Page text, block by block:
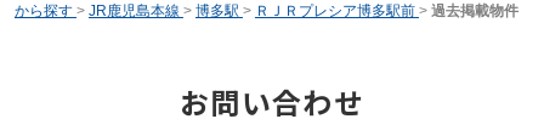
から探す > JR鹿児島本線 > 博多駅 > ＲＪＲプレシア博多駅前 > 過去掲載物件
お問い合わせ